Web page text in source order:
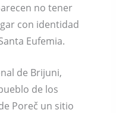
no tener
con identidad
Eufemia.
de Brijuni,
de los
Poreč un sitio